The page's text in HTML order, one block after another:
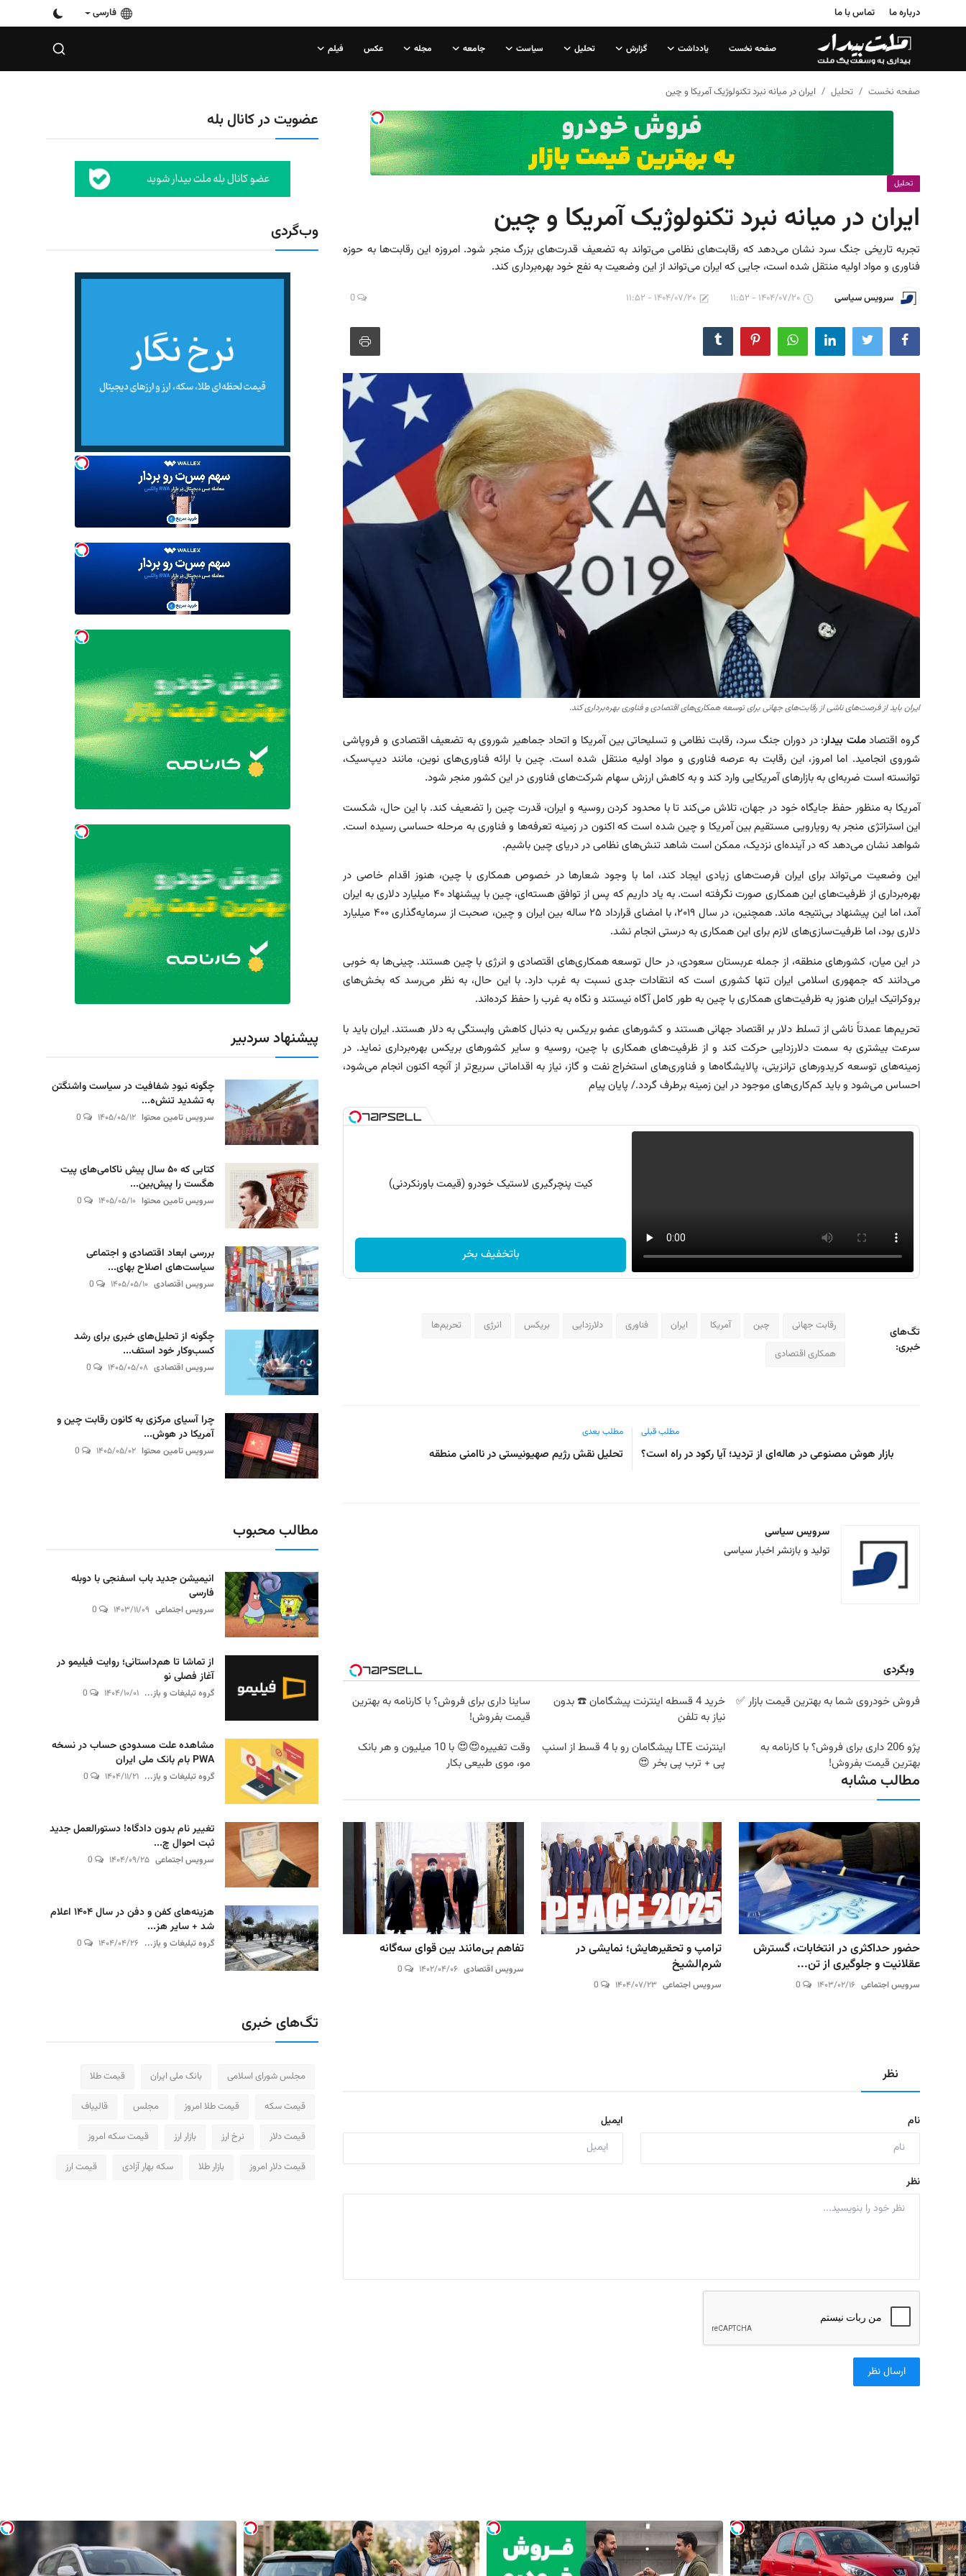
درباره ما تماس با ما فارسی
صفحه نخست یادداشت گزارش تحلیل سیاست جامعه مجله عکس فیلم
صفحه نخست
صفحه نخست تحلیل ایران در میانه نبرد تکنولوژیک آمریکا و چین
تحلیل
ایران در میانه نبرد تکنولوژیک آمریکا و چین
تجربه تاریخی جنگ سرد نشان می‌دهد که رقابت‌های نظامی می‌تواند به تضعیف قدرت‌های بزرگ منجر شود. امروزه این رقابت‌ها به حوزه
فناوری و مواد اولیه منتقل شده است، جایی که ایران می‌تواند از این وضعیت به نفع خود بهره‌برداری کند.
سرویس سیاسی ۱۴۰۴/۰۷/۲۰ - ۱۱:۵۲ ۱۴۰۴/۰۷/۲۰ - ۱۱:۵۲ 0
ایران باید از فرصت‌های ناشی از رقابت‌های جهانی برای توسعه همکاری‌های اقتصادی و فناوری بهره‌برداری کند.
گروه اقتصادملت بیدار: در دوران جنگ سرد، رقابت نظامی و تسلیحاتی بین آمریکا و اتحاد جماهیر شوروی به تضعیف اقتصادی و فروپاشی
شوروی انجامید. اما امروز، این رقابت به عرصه فناوری و مواد اولیه منتقل شده است. چین با ارائه فناوری‌های نوین، مانند دیپ‌سیک،
توانسته است ضربه‌ای به بازارهای آمریکایی وارد کند و به کاهش ارزش سهام شرکت‌های فناوری در این کشور منجر شود.
آمریکا به منظور حفظ جایگاه خود در جهان، تلاش می‌کند تا با محدود کردن روسیه و ایران، قدرت چین را تضعیف کند. با این حال، شکست
این استراتژی منجر به رویارویی مستقیم بین آمریکا و چین شده است که اکنون در زمینه تعرفه‌ها و فناوری به مرحله حساسی رسیده است.
شواهد نشان می‌دهد که در آینده‌ای نزدیک، ممکن است شاهد تنش‌های نظامی در دریای چین باشیم.
این وضعیت می‌تواند برای ایران فرصت‌های زیادی ایجاد کند، اما با وجود شعارها در خصوص همکاری با چین، هنوز اقدام خاصی در
بهره‌برداری از ظرفیت‌های این همکاری صورت نگرفته است. به یاد داریم که پس از توافق هسته‌ای، چین با پیشنهاد ۴۰ میلیارد دلاری به ایران
آمد، اما این پیشنهاد بی‌نتیجه ماند. همچنین، در سال ۲۰۱۹، با امضای قرارداد ۲۵ ساله بین ایران و چین، صحبت از سرمایه‌گذاری ۴۰۰ میلیارد
دلاری بود، اما ظرفیت‌سازی‌های لازم برای این همکاری به درستی انجام نشد.
در این میان، کشورهای منطقه، از جمله عربستان سعودی، در حال توسعه همکاری‌های اقتصادی و انرژی با چین هستند. چینی‌ها به خوبی
می‌دانند که جمهوری اسلامی ایران تنها کشوری است که انتقادات جدی نسبت به غرب دارد. با این حال، به نظر می‌رسد که بخش‌های
بروکراتیک ایران هنوز به ظرفیت‌های همکاری با چین به طور کامل آگاه نیستند و نگاه به غرب را حفظ کرده‌اند.
تحریم‌ها عمدتاً ناشی از تسلط دلار بر اقتصاد جهانی هستند و کشورهای عضو بریکس به دنبال کاهش وابستگی به دلار هستند. ایران باید با
سرعت بیشتری به سمت دلارزدایی حرکت کند و از ظرفیت‌های همکاری با چین، روسیه و سایر کشورهای بریکس بهره‌برداری نماید. در
زمینه‌های توسعه کریدورهای ترانزیتی، پالایشگاه‌ها و فناوری‌های استخراج نفت و گاز، نیاز به اقداماتی سریع‌تر از آنچه اکنون انجام می‌شود،
احساس می‌شود و باید کم‌کاری‌های موجود در این زمینه برطرف گردد./ پایان پیام
کیت پنچرگیری لاستیک خودرو (قیمت باورنکردنی)
باتخفیف بخر
تگ‌های
خبری:
رقابت جهانی چین آمریکا ایران فناوری دلارزدایی بریکس انرژی
تحریم‌ها
همکاری اقتصادی
مطلب قبلی
بازار هوش مصنوعی در هاله‌ای از تردید؛ آیا رکود در راه است؟
مطلب بعدی
تحلیل نقش رژیم صهیونیستی در ناامنی منطقه
سرویس سیاسی
تولید و بازنشر اخبار سیاسی
وبگردی
فروش خودروی شما به بهترین قیمت بازار ✅
خرید 4 قسطه اینترنت پیشگامان ☎️ بدون
نیاز به تلفن
ساینا داری برای فروش؟ با کارنامه به بهترین
قیمت بفروش!
پژو 206 داری برای فروش؟ با کارنامه به
بهترین قیمت بفروش!
اینترنت LTE پیشگامان رو با 4 قسط از اسنپ
پی + ترب پی بخر 😍
وقت تغییره😍😍 با 10 میلیون و هر بانک
مو، موی طبیعی بکار
مطالب مشابه
حضور حداکثری در انتخابات، گسترش
عقلانیت و جلوگیری از تن...
سرویس اجتماعی ۱۴۰۳/۰۲/۱۶
ترامپ و تحقیرهایش؛ نمایشی در
شرم‌الشیخ
سرویس اجتماعی ۱۴۰۴/۰۷/۲۳ 0
تفاهم بی‌مانند بین قوای سه‌گانه
سرویس اقتصادی ۱۴۰۲/۰۴/۰۶
نظر
نام ایمیل
نظر
ارسال نظر
عضویت در کانال بله
وب‌گردی
پیشنهاد سردبیر
چگونه نبودِ شفافیت در سیاست واشنگتن
به تشدید تنش‌ه...
سرویس تامین محتوا ۱۴۰۵/۰۵/۱۲ 0
کتابی که ۵۰ سال پیش ناکامی‌های پیت
هگست را پیش‌بین...
سرویس تامین محتوا ۱۴۰۵/۰۵/۱۰ 0
بررسی ابعاد اقتصادی و اجتماعی
سیاست‌های اصلاح بهای...
سرویس اقتصادی ۱۴۰۵/۰۵/۱۰ 0
چگونه از تحلیل‌های خبری برای رشد
کسب‌وکار خود استف...
سرویس اقتصادی ۱۴۰۵/۰۵/۰۸ 0
چرا آسیای مرکزی به کانون رقابت چین و
آمریکا در هوش...
سرویس تامین محتوا ۱۴۰۵/۰۵/۰۲ 0
مطالب محبوب
انیمیشن جدید باب اسفنجی با دوبله
فارسی
سرویس اجتماعی ۱۴۰۳/۱۱/۰۹ 0
از تماشا تا هم‌داستانی؛ روایت فیلیمو در
آغاز فصلی نو
گروه تبلیغات و باز... ۱۴۰۴/۱۰/۰۱ 0
مشاهده علت مسدودی حساب در نسخه
PWA بام بانک ملی ایران
گروه تبلیغات و باز... ۱۴۰۴/۱۱/۲۱ 0
تغییر نام بدون دادگاه! دستورالعمل جدید
ثبت احوال چ...
سرویس اجتماعی ۱۴۰۴/۰۹/۲۵ 0
هزینه‌های کفن و دفن در سال ۱۴۰۴ اعلام
شد + سایر هز...
گروه تبلیغات و باز... ۱۴۰۴/۰۴/۲۶ 0
تگ‌های خبری
مجلس شورای اسلامی بانک ملی ایران قیمت طلا
قیمت سکه قیمت طلا امروز مجلس قالیباف
قیمت دلار نرخ ارز بازار ارز قیمت سکه امروز
قیمت دلار امروز بازار طلا سکه بهار آزادی قیمت ارز